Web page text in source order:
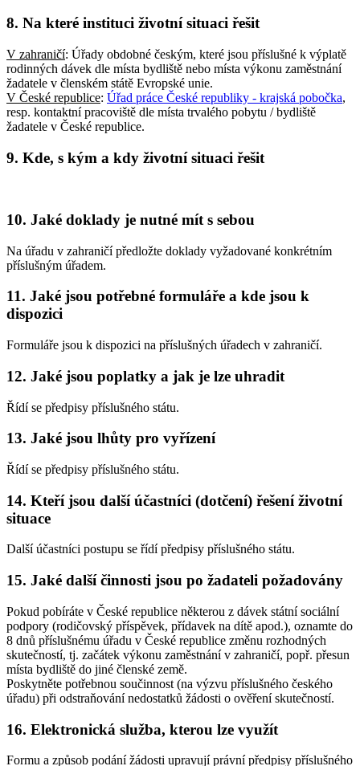
8. Na které instituci životní situaci řešit
V zahraničí: Úřady obdobné českým, které jsou příslušné k výplatě
rodinných dávek dle místa bydliště nebo místa výkonu zaměstnání
žadatele v členském státě Evropské unie.
V České republice: Úřad práce České republiky - krajská pobočka,
resp. kontaktní pracoviště dle místa trvalého pobytu / bydliště
žadatele v České republice.
9. Kde, s kým a kdy životní situaci řešit
10. Jaké doklady je nutné mít s sebou
Na úřadu v zahraničí předložte doklady vyžadované konkrétním
příslušným úřadem.
11. Jaké jsou potřebné formuláře a kde jsou k
dispozici
Formuláře jsou k dispozici na příslušných úřadech v zahraničí.
12. Jaké jsou poplatky a jak je lze uhradit
Řídí se předpisy příslušného státu.
13. Jaké jsou lhůty pro vyřízení
Řídí se předpisy příslušného státu.
14. Kteří jsou další účastníci (dotčení) řešení životní
situace
Další účastníci postupu se řídí předpisy příslušného státu.
15. Jaké další činnosti jsou po žadateli požadovány
Pokud pobíráte v České republice některou z dávek státní sociální
podpory (rodičovský příspěvek, přídavek na dítě apod.), oznamte do
8 dnů příslušnému úřadu v České republice změnu rozhodných
skutečností, tj. začátek výkonu zaměstnání v zahraničí, popř. přesun
místa bydliště do jiné členské země.
Poskytněte potřebnou součinnost (na výzvu příslušného českého
úřadu) při odstraňování nedostatků žádosti o ověření skutečností.
16. Elektronická služba, kterou lze využít
Formu a způsob podání žádosti upravují právní předpisy příslušného